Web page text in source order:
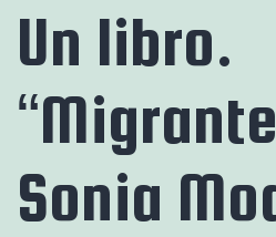
Un libro.
Sonia